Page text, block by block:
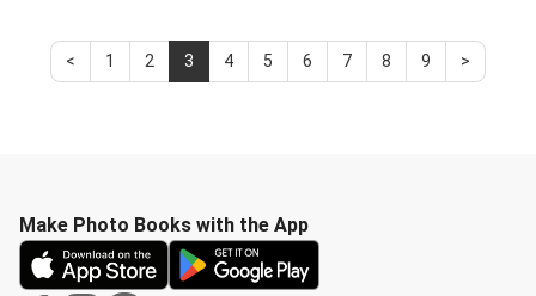
< 1 2 3 4 5 6 7 8 9 >
Make Photo Books with the App